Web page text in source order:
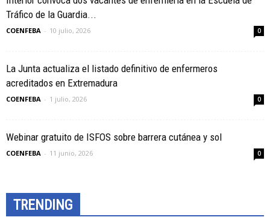
Tráfico de la Guardia...
COENFEBA - 10 julio, 2026 0
La Junta actualiza el listado definitivo de enfermeros
acreditados en Extremadura
COENFEBA - 1 julio, 2026 0
Webinar gratuito de ISFOS sobre barrera cutánea y sol
COENFEBA - 11 junio, 2026 0
TRENDING